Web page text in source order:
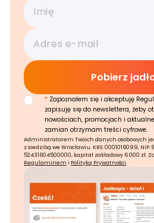
* Zapoznałem się i akceptuję
zapisuję się do newslettera, żeby
nowościach, promocjach i
zamian otrzymam treści cyfrowe.
Administratorem Twoich danych osobowych
z siedzibą we Wrocławiu. KRS: 0001016099, NIP:
52431604500000, kapitał zakładowy 6 000 zł.
Regulaminem i Polityką Prywatności.